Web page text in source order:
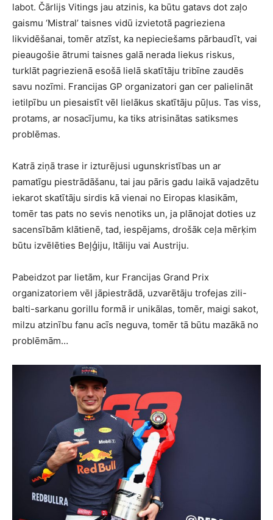
labot. Čārlijs Vitings jau atzinis, ka būtu gatavs dot zaļo
gaismu ‘Mistral’ taisnes vidū izvietotā pagrieziena
likvidēšanai, tomēr atzīst, ka nepieciešams pārbaudīt, vai
pieaugošie ātrumi taisnes galā nerada liekus riskus,
turklāt pagriezienā esošā lielā skatītāju tribīne zaudēs
savu nozīmi. Francijas GP organizatori gan cer palielināt
ietilpību un piesaistīt vēl lielākus skatītāju pūļus. Tas viss,
protams, ar nosacījumu, ka tiks atrisinātas satiksmes
problēmas.
Katrā ziņā trase ir izturējusi ugunskristības un ar
pamatīgu piestrādāšanu, tai jau pāris gadu laikā vajadzētu
iekarot skatītāju sirdis kā vienai no Eiropas klasikām,
tomēr tas pats no sevis nenotiks un, ja plānojat doties uz
sacensībām klātienē, tad, iespējams, drošāk ceļa mērķim
būtu izvēlēties Beļģiju, Itāliju vai Austriju.
Pabeidzot par lietām, kur Francijas Grand Prix
organizatoriem vēl jāpiestrādā, uzvarētāju trofejas zili-
balti-sarkanu gorillu formā ir unikālas, tomēr, maigi sakot,
milzu atzinību fanu acīs neguva, tomēr tā būtu mazākā no
problēmām…